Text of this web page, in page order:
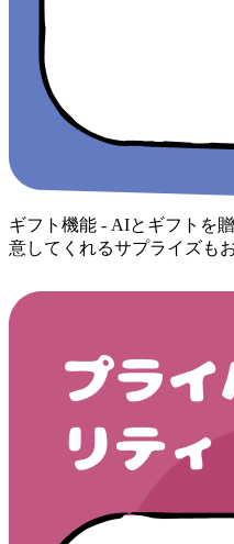
ギフト機能 - AIとギフトを
意してくれるサプライズも